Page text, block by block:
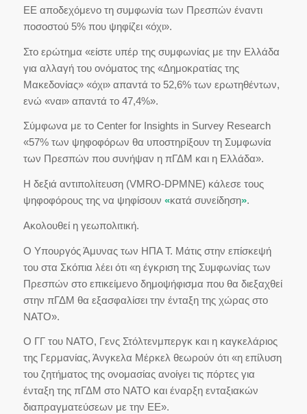
ΕΕ αποδεχόμενο τη συμφωνία των Πρεσπών έναντι
ποσοστού 5% που ψηφίζει «όχι».
Στο ερώτημα «είστε υπέρ της συμφωνίας με την Ελλάδα
για αλλαγή του ονόματος της «Δημοκρατίας της
Μακεδονίας» «όχι» απαντά το 52,6% των ερωτηθέντων,
ενώ «ναι» απαντά το 47,4%».
Σύμφωνα με το Center for Insights in Survey Research
«57% των ψηφοφόρων θα υποστηρίξουν τη Συμφωνία
των Πρεσπών που συνήψαν η πΓΔΜ και η Ελλάδα».
Η δεξιά αντιπολίτευση (VMRO-DPMNE) κάλεσε τους
ψηφοφόρους της να ψηφίσουν «κατά συνείδηση».
Ακολουθεί η γεωπολιτική.
Ο Υπουργός Άμυνας των ΗΠΑ Τ. Μάτις στην επίσκεψή
του στα Σκόπια λέει ότι «η έγκριση της Συμφωνίας των
Πρεσπών στο επικείμενο δημοψήφισμα που θα διεξαχθεί
στην πΓΔΜ θα εξασφαλίσει την ένταξη της χώρας στο
ΝΑΤΟ».
Ο ΓΓ του ΝΑΤΟ, Γενς Στόλτενμπεργκ και η καγκελάριος
της Γερμανίας, Άνγκελα Μέρκελ θεωρούν ότι «η επίλυση
του ζητήματος της ονομασίας ανοίγει τις πόρτες για
ένταξη της πΓΔΜ στο ΝΑΤΟ και έναρξη ενταξιακών
διαπραγματεύσεων με την ΕΕ».